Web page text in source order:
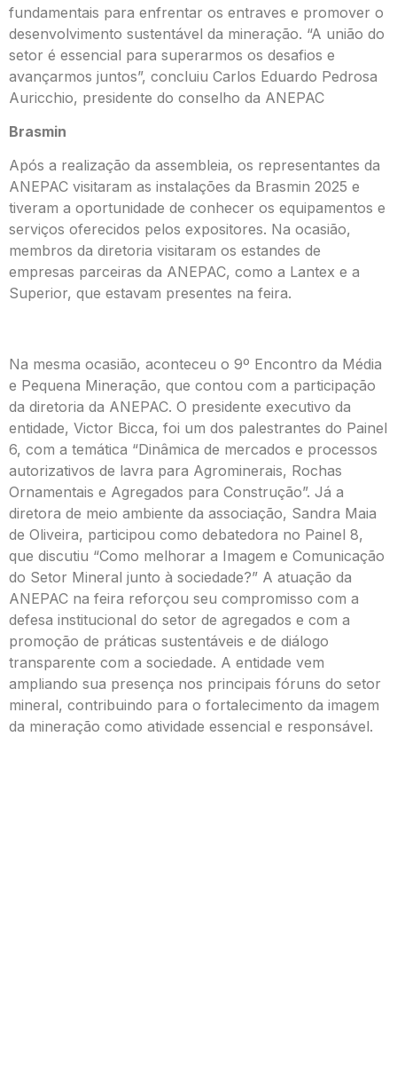
fundamentais para enfrentar os entraves e promover o
desenvolvimento sustentável da mineração. “A união do
setor é essencial para superarmos os desafios e
avançarmos juntos”, concluiu Carlos Eduardo Pedrosa
Auricchio, presidente do conselho da ANEPAC
Brasmin
Após a realização da assembleia, os representantes da
ANEPAC visitaram as instalações da Brasmin 2025 e
tiveram a oportunidade de conhecer os equipamentos e
serviços oferecidos pelos expositores. Na ocasião,
membros da diretoria visitaram os estandes de
empresas parceiras da ANEPAC, como a Lantex e a
Superior, que estavam presentes na feira.
Na mesma ocasião, aconteceu o 9º Encontro da Média
e Pequena Mineração, que contou com a participação
da diretoria da ANEPAC. O presidente executivo da
entidade, Victor Bicca, foi um dos palestrantes do Painel
6, com a temática “Dinâmica de mercados e processos
autorizativos de lavra para Agrominerais, Rochas
Ornamentais e Agregados para Construção”. Já a
diretora de meio ambiente da associação, Sandra Maia
de Oliveira, participou como debatedora no Painel 8,
que discutiu “Como melhorar a Imagem e Comunicação
do Setor Mineral junto à sociedade?” A atuação da
ANEPAC na feira reforçou seu compromisso com a
defesa institucional do setor de agregados e com a
promoção de práticas sustentáveis e de diálogo
transparente com a sociedade. A entidade vem
ampliando sua presença nos principais fóruns do setor
mineral, contribuindo para o fortalecimento da imagem
da mineração como atividade essencial e responsável.